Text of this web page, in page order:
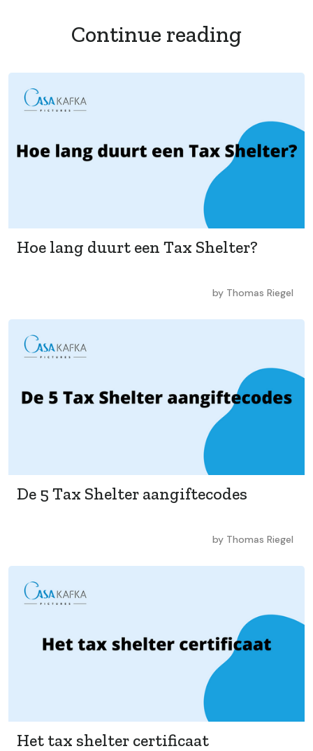
Continue reading
Hoe lang duurt een Tax Shelter?
by Thomas Riegel
De 5 Tax Shelter aangiftecodes
by Thomas Riegel
Het tax shelter certificaat